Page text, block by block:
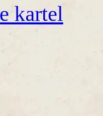
kartel